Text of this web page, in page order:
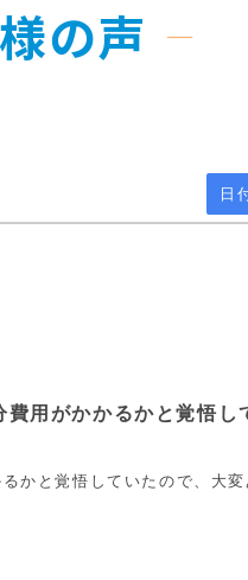
の声
日
用がかかるかと覚悟
かと覚悟していたので、大